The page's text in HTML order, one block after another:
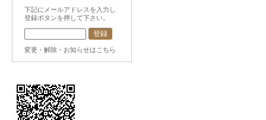
下記にメールアドレスを入力し
登録ボタンを押して下さい。
変更・解除・お知らせはこちら